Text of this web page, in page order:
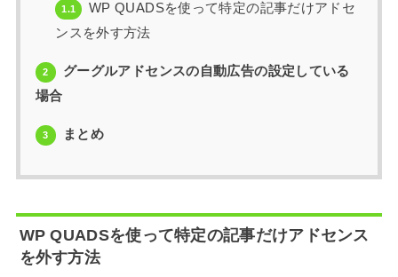
1.1
WP QUADSを使って特定の記事だけアドセ
ンスを外す方法
2
グーグルアドセンスの自動広告の設定している
場合
3 まとめ
WP QUADSを使って特定の記事だけアドセンス
を外す方法